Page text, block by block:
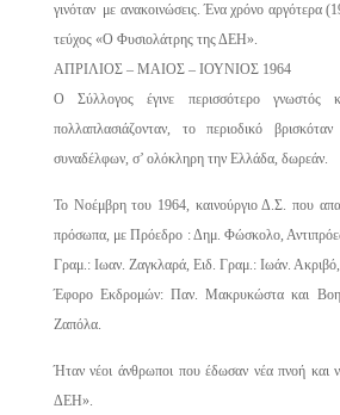
γινόταν με ανακοινώσεις. Ένα χρόνο αργότερα
τεύχος «Ο Φυσιολάτρης της ΔΕΗ».
ΑΠΡΙΛΙΟΣ – ΜΑΙΟΣ – ΙΟΥΝΙΟΣ 1964
Ο Σύλλογος έγινε περισσότερο γνωστός
πολλαπλασιάζονταν, το περιοδικό
συναδέλφων, σ’ ολόκληρη την Ελλάδα, δωρεάν.
Το Νοέμβρη του 1964, καινούργιο Δ.Σ. που
πρόσωπα, με Πρόεδρο : Δημ. Φώσκολο,
Γραμ.: Ιωαν. Ζαγκλαρά, Ειδ. Γραμ.: Ιωάν.
Έφορο Εκδρομών: Παν. Μακρυκώστα και
Ζαπόλα.
Ήταν νέοι άνθρωποι που έδωσαν νέα πνοή και
ΔΕΗ».